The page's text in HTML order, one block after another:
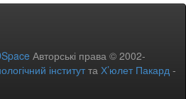
Авторські права © 2002-
інститутта Х’юлет Пакард -